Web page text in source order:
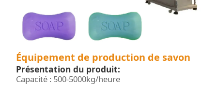
Équipement de production de savon
Présentation du produit:
Capacité : 500-5000kg/heure